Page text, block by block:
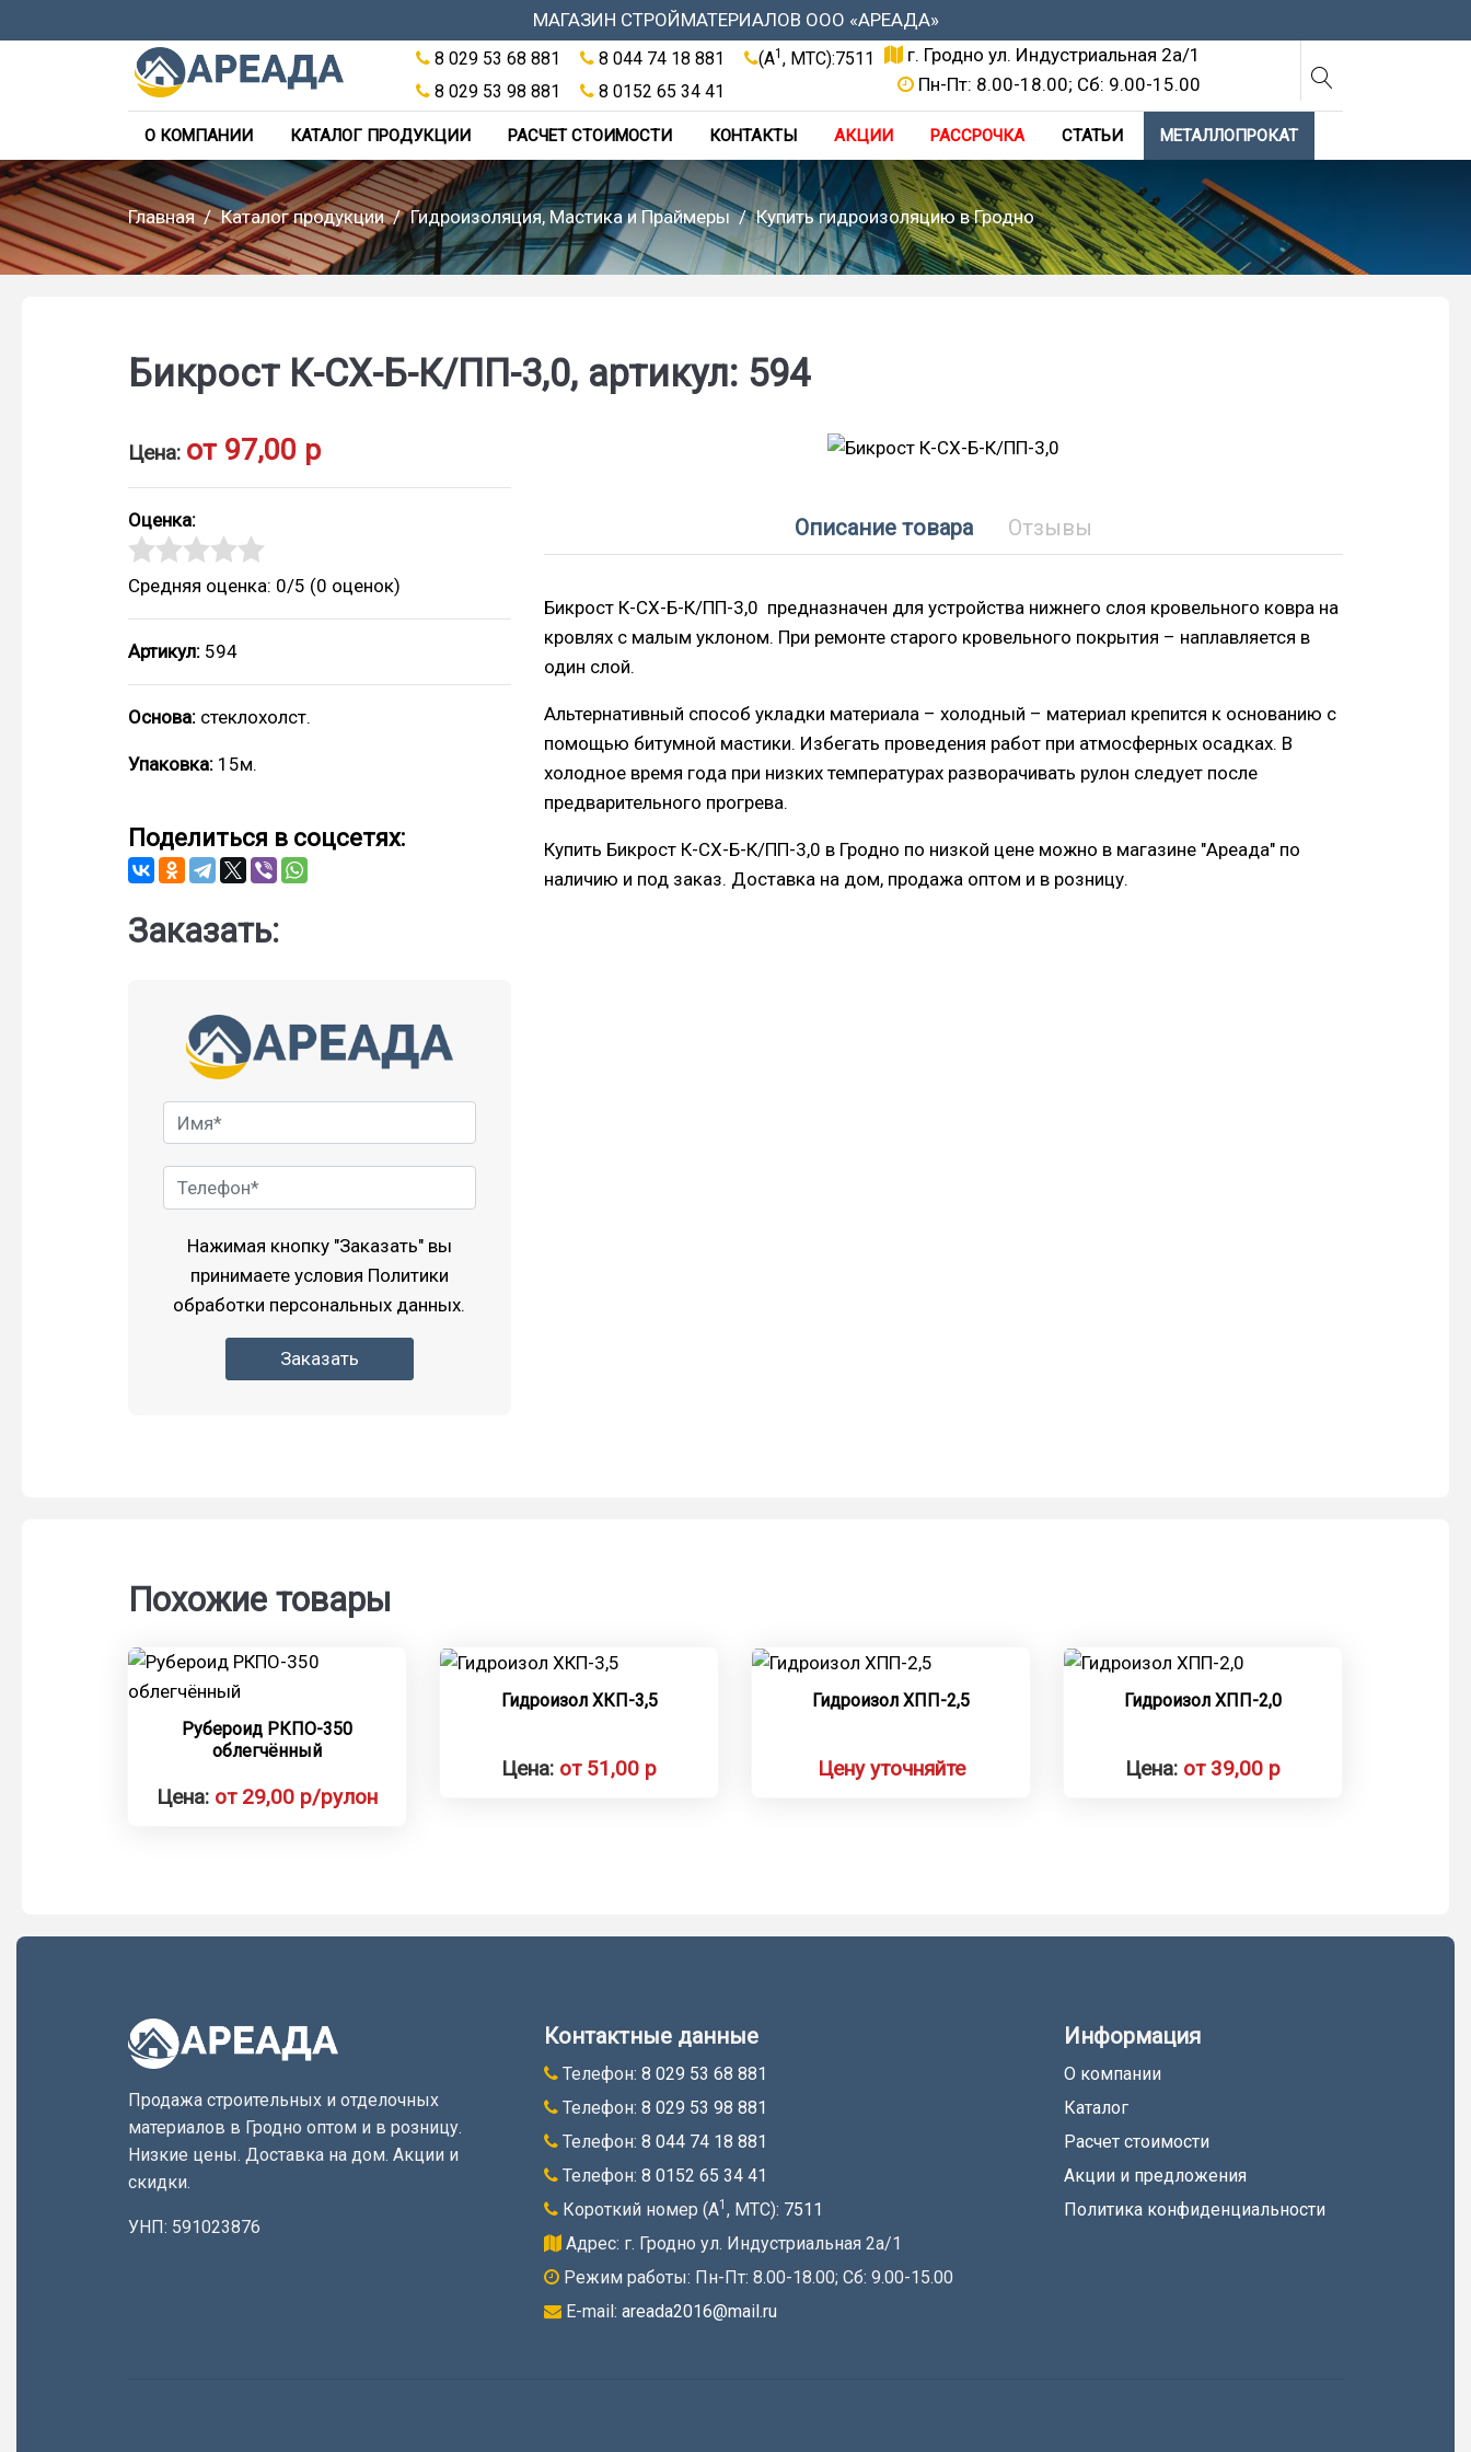
МАГАЗИН СТРОЙМАТЕРИАЛОВ ООО «АРЕАДА»
8 029 53 68 881
8 029 53 98 881
8 044 74 18 881
8 0152 65 34 41
(A1 , МТС):7511
г. Гродно ул. Индустриальная 2а/1
Пн-Пт: 8.00-18.00; Cб: 9.00-15.00
О КОМПАНИИ КАТАЛОГ ПРОДУКЦИИ РАСЧЕТ СТОИМОСТИ КОНТАКТЫ АКЦИИ РАССРОЧКА СТАТЬИ МЕТАЛЛОПРОКАТ
Главная Каталог продукции Гидроизоляция, Мастика и Праймеры Купить гидроизоляцию в Гродно
Бикрост К-СХ-Б-К/ПП-3,0, артикул: 594
Цена: от 97,00 р
Оценка:
Средняя оценка: 0/5 (0 оценок)
Артикул: 594
Основа: стеклохолст.
Упаковка: 15м.
Поделиться в соцсетях:
Заказать:
Нажимая кнопку "Заказать" вы
принимаете условия Политики
обработки персональных данных.
Заказать
Описание товара Отзывы
Бикрост К-СХ-Б-К/ПП-3,0 предназначен для устройства нижнего слоя кровельного ковра на
кровлях с малым уклоном. При ремонте старого кровельного покрытия – наплавляется в
один слой.
Альтернативный способ укладки материала – холодный – материал крепится к основанию с
помощью битумной мастики. Избегать проведения работ при атмосферных осадках. В
холодное время года при низких температурах разворачивать рулон следует после
предварительного прогрева.
Купить Бикрост К-СХ-Б-К/ПП-3,0 в Гродно по низкой цене можно в магазине "Ареада" по
наличию и под заказ. Доставка на дом, продажа оптом и в розницу.
Похожие товары
Рубероид РКПО-350
облегчённый
Цена: от 29,00 р/рулон
Гидроизол ХКП-3,5
Цена: от 51,00 р
Гидроизол ХПП-2,5
Цену уточняйте
Гидроизол ХПП-2,0
Цена: от 39,00 р
Продажа строительных и отделочных
материалов в Гродно оптом и в розницу.
Низкие цены. Доставка на дом. Акции и
скидки.
УНП: 591023876
Контактные данные
Телефон: 8 029 53 68 881
Телефон: 8 029 53 98 881
Телефон: 8 044 74 18 881
Телефон: 8 0152 65 34 41
Короткий номер (A1 , МТС): 7511
Адрес: г. Гродно ул. Индустриальная 2а/1
Режим работы: Пн-Пт: 8.00-18.00; Cб: 9.00-15.00
E-mail: areada2016@mail.ru
Информация
О компании
Каталог
Расчет стоимости
Акции и предложения
Политика конфиденциальности